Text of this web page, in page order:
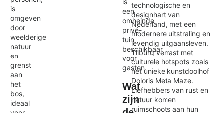
is
omgeven
door
weelderige
natuur
en
grenst
aan
het
bos,
ideaal
is
een
omheinde
privé-
tuin
beschikbaar
voor
gasten.
Wat
zijn
technologische en
designhart van
Nederland, met een
modernere uitstraling en
levendig uitgaansleven.
Tilburg verrast met
culturele hotspots zoals
het unieke kunstdoolhof
Doloris Meta Maze.
Liefhebbers van rust en
natuur komen
ruimschoots aan hun